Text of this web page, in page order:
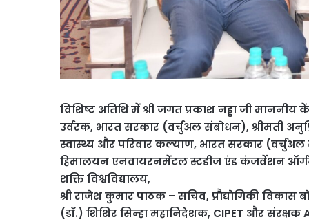
विशिष्ट अतिथि में श्री जगत प्रकाश नड्डा जी
उर्वरक, भारत सरकार (वर्चुअल संबोधन), श्रीमती
स्वास्थ्य और परिवार कल्याण, भारत सरकार (वर्चुअल
हिमालयन एनवायरनमेंटल स्टडीज एंड कंजर्वेशन
शक्ति विश्वविद्यालय,
श्री राजेश कुमार पाठक – सचिव, प्रौद्योगिकी विकास
(डॉ.) शिशिर सिन्हा महानिदेशक, CIPET और संरक्षक